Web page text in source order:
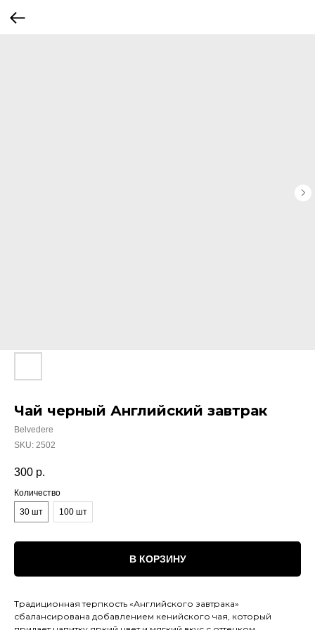
Чай черный Английский завтрак
Belvedere
SKU: 2502
300 р.
Количество
30 шт
100 шт
В КОРЗИНУ
Традиционная терпкость «Английского завтрака»
сбалансирована добавлением кенийского чая, который